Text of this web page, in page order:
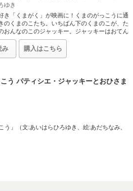
実になるんです！」すると、偶然にも放送さ
いていた――。
:青木俊直 / アニメーションキャラクターデザ
「きみの声をとどけたい」製作委員会
カケラ」 / イメージソング:NOW ON AIR「こ
ゆき
き「くまがく」が映画に！くまのがっこうに通
のくまのこたち。いちばん下のくまのこが、た
おんなのこのジャッキー。ジャッキーはおてん
っこ。そんなジャッキーがみんなで作ったケー
まって家出をしたことから、ものがたりは始ま
をしたジャッキーは草原で、パティシエ見習い
でした。ジャッキーはそこでパティシエの修行
なって・・・。映画「くまのがっこう パティシ
ぶりや、おにいちゃんたちの活躍ぶり、そし
読んであげたっけ・・・」という親世代もしあ
み 購入はこちら
こう パティシエ・ジャッキーとおひさま
う」（文:あいはらひろゆき、絵:あだちなみ、